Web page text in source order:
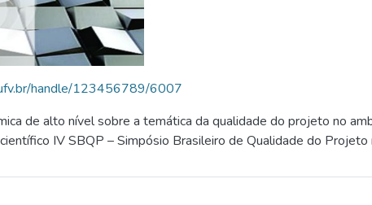
handle/123456789/6007
de alto nível sobre a temática da qualidade do projeto no
IV SBQP – Simpósio Brasileiro de Qualidade do